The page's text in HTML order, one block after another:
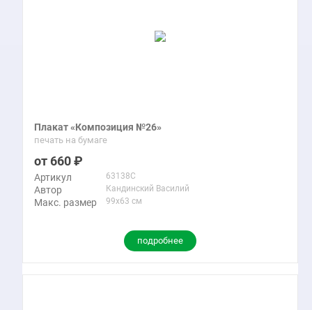
Плакат «Композиция №26»
печать на бумаге
660
Артикул 63138C
Автор Кандинский Василий
Макс. размер 99x63 см
подробнее